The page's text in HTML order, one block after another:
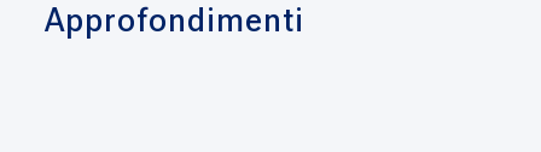
Approfondimenti